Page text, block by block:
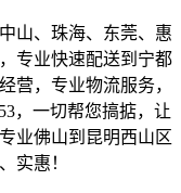
山、珠海、东莞、惠
专业快速配送到宁都
营，专业物流服务，
，一切帮您搞掂，让
业佛山到昆明西山区
实惠！